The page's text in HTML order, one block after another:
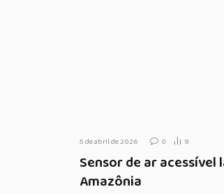
5 de abril de 2026 0 9
Sensor de ar acessível
Amazônia